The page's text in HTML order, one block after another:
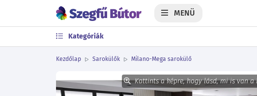
MENÜ
Kategóriák
Kezdőlap Sarokülők Milano-Mega sarokülő
Kattints a képre, hogy lásd, mi is van a